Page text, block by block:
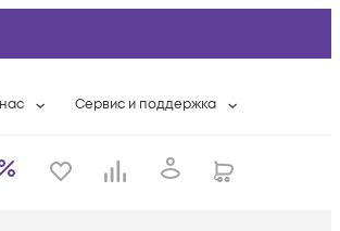
информация
Сервис и поддержка
Контакты сервисных центров